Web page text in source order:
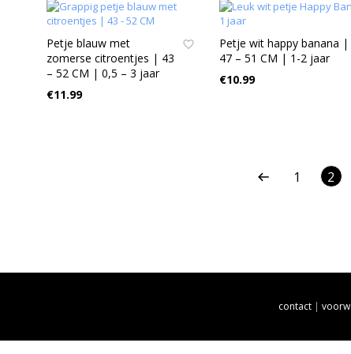
Petje blauw met
zomerse citroentjes | 43
– 52 CM | 0,5 – 3 jaar
€11.99
Petje wit happy banana |
47 – 51 CM | 1-2 jaar
€10.99
1 2
contact |